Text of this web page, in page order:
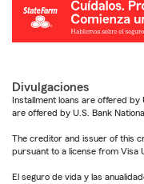
Divulgaciones
Installment loans are offered
are offered by U.S. Bank
The creditor and issuer of this
pursuant to a license from Visa
El seguro de vida y las